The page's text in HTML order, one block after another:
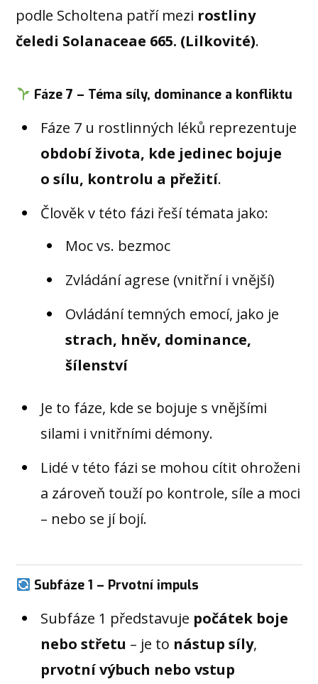
podle Scholtena patří mezi rostliny
čeledi Solanaceae 665. (Lilkovité).
Fáze 7 – Téma síly, dominance a konfliktu
Fáze 7 u rostlinných léků reprezentuje
období života, kde jedinec bojuje
o sílu, kontrolu a přežití.
Člověk v této fázi řeší témata jako:
Moc vs. bezmoc
Zvládání agrese (vnitřní i vnější)
Ovládání temných emocí, jako je
strach, hněv, dominance,
šílenství
Je to fáze, kde se bojuje s vnějšími
silami i vnitřními démony.
Lidé v této fázi se mohou cítit ohroženi
a zároveň touží po kontrole, síle a moci
– nebo se jí bojí.
Subfáze 1 – Prvotní impuls
Subfáze 1 představuje počátek boje
nebo střetu – je to nástup síly,
prvotní výbuch nebo vstup